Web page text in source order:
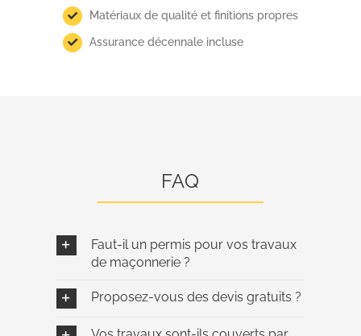
Matériaux de qualité et finitions propres
Assurance décennale incluse
FAQ
Faut-il un permis pour vos travaux
de maçonnerie ?
Proposez-vous des devis gratuits ?